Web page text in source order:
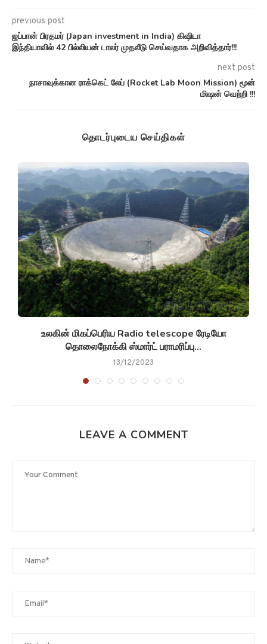
previous post
ஜப்பான் பிரதமர் (Japan investment in India) கிஷிடா
இந்தியாவில் 42 பில்லியன் டாலர் முதலீடு செய்வதாக அறிவித்தார்!!!
next post
நாசாவுக்கான ராக்கெட் லேப் (Rocket Lab Moon Mission) மூன்
மிஷன் வெற்றி !!!
தொடர்புடைய செய்திகள்
உலகின் மிகப்பெரிய Radio telescope ரேடியோ
தொலைநோக்கி ஸ்மார்ட் பராமரிப்பு...
13/12/2023
LEAVE A COMMENT